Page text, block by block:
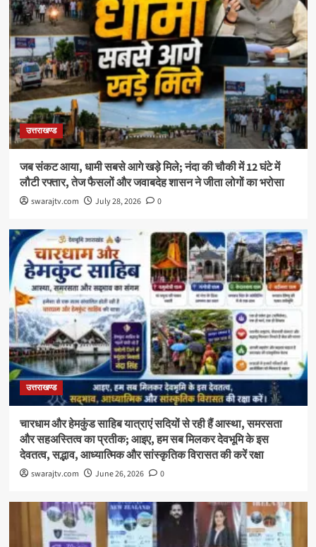
उत्तराखण्ड
जब संकट आया, धामी सबसे आगे खड़े मिले; नंदा की चौकी में 12 घंटे में
लौटी रफ्तार, तेज फैसलों और जवाबदेह शासन ने जीता लोगों का भरोसा
swarajtv.com July 28, 2026 0
उत्तराखण्ड
चारधाम और हेमकुंड साहिब यात्राएं सदियों से रही हैं आस्था, समरसता
और सहअस्तित्व का प्रतीक; आइए, हम सब मिलकर देवभूमि के इस
देवतत्व, सद्भाव, आध्यात्मिक और सांस्कृतिक विरासत की करें रक्षा
swarajtv.com June 26, 2026 0